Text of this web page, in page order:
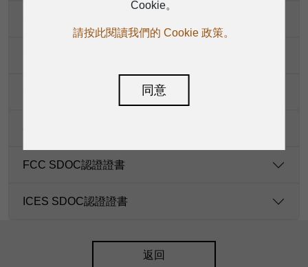
FCC SDOC認證證書
ICES SDOC認證證書
返回
Cookie。
請按此閱讀我們的 Cookie 政策。
同意